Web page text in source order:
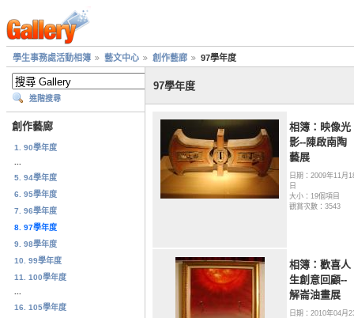
學生事務處活動相簿 藝文中心 創作藝廊 97學年度
進階搜尋
創作藝廊
1. 90學年度
5. 94學年度
6. 95學年度
7. 96學年度
8. 97學年度
9. 98學年度
10. 99學年度
11. 100學年度
16. 105學年度
97學年度
相簿：映像光
影--陳啟南陶
藝展
日期：2009年11月
日
大小：19個項目
觀賞次數：3543
相簿：歡喜人
生創意回顧--
解崙油畫展
日期：2010年04月